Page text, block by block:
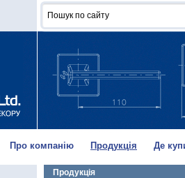
Про компанію Продукція Де
Продукція